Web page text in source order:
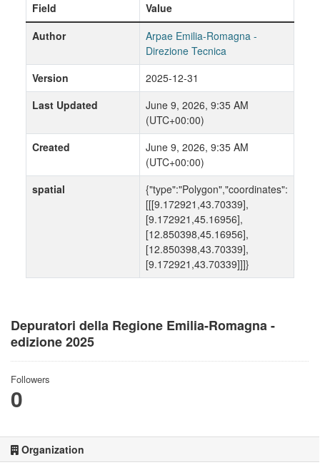
Depuratori della Regione Emilia-Romagna -
edizione 2025
Followers
0
Organization
Field
Value
Author
Arpae Emilia-Romagna -
Direzione Tecnica
Version
2025-12-31
Last Updated
June 9, 2026, 9:35 AM
(UTC+00:00)
Created
June 9, 2026, 9:35 AM
(UTC+00:00)
spatial
{"type":"Polygon","coordinates":
[[[9.172921,43.70339],
[9.172921,45.16956],
[12.850398,45.16956],
[12.850398,43.70339],
[9.172921,43.70339]]]}